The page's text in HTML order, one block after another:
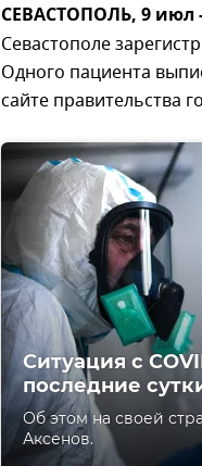
СЕВАСТОПОЛЬ, 9 июл
Севастополе
Одного пациента
сайте правительства
Ситуация с
последние
Об этом на своей
Аксенов.